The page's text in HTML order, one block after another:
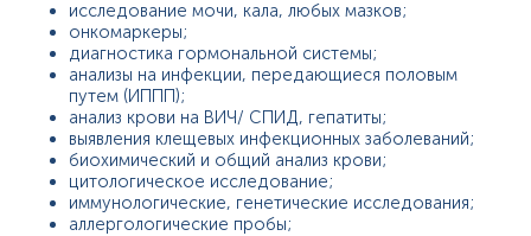
исследование мочи, кала, любых мазков;
онкомаркеры;
диагностика гормональной системы;
анализы на инфекции, передающиеся половым
путем (ИППП);
анализ крови на ВИЧ/ СПИД, гепатиты;
выявления клещевых инфекционных заболеваний;
биохимический и общий анализ крови;
цитологическое исследование;
иммунологические, генетические исследования;
аллергологические пробы;